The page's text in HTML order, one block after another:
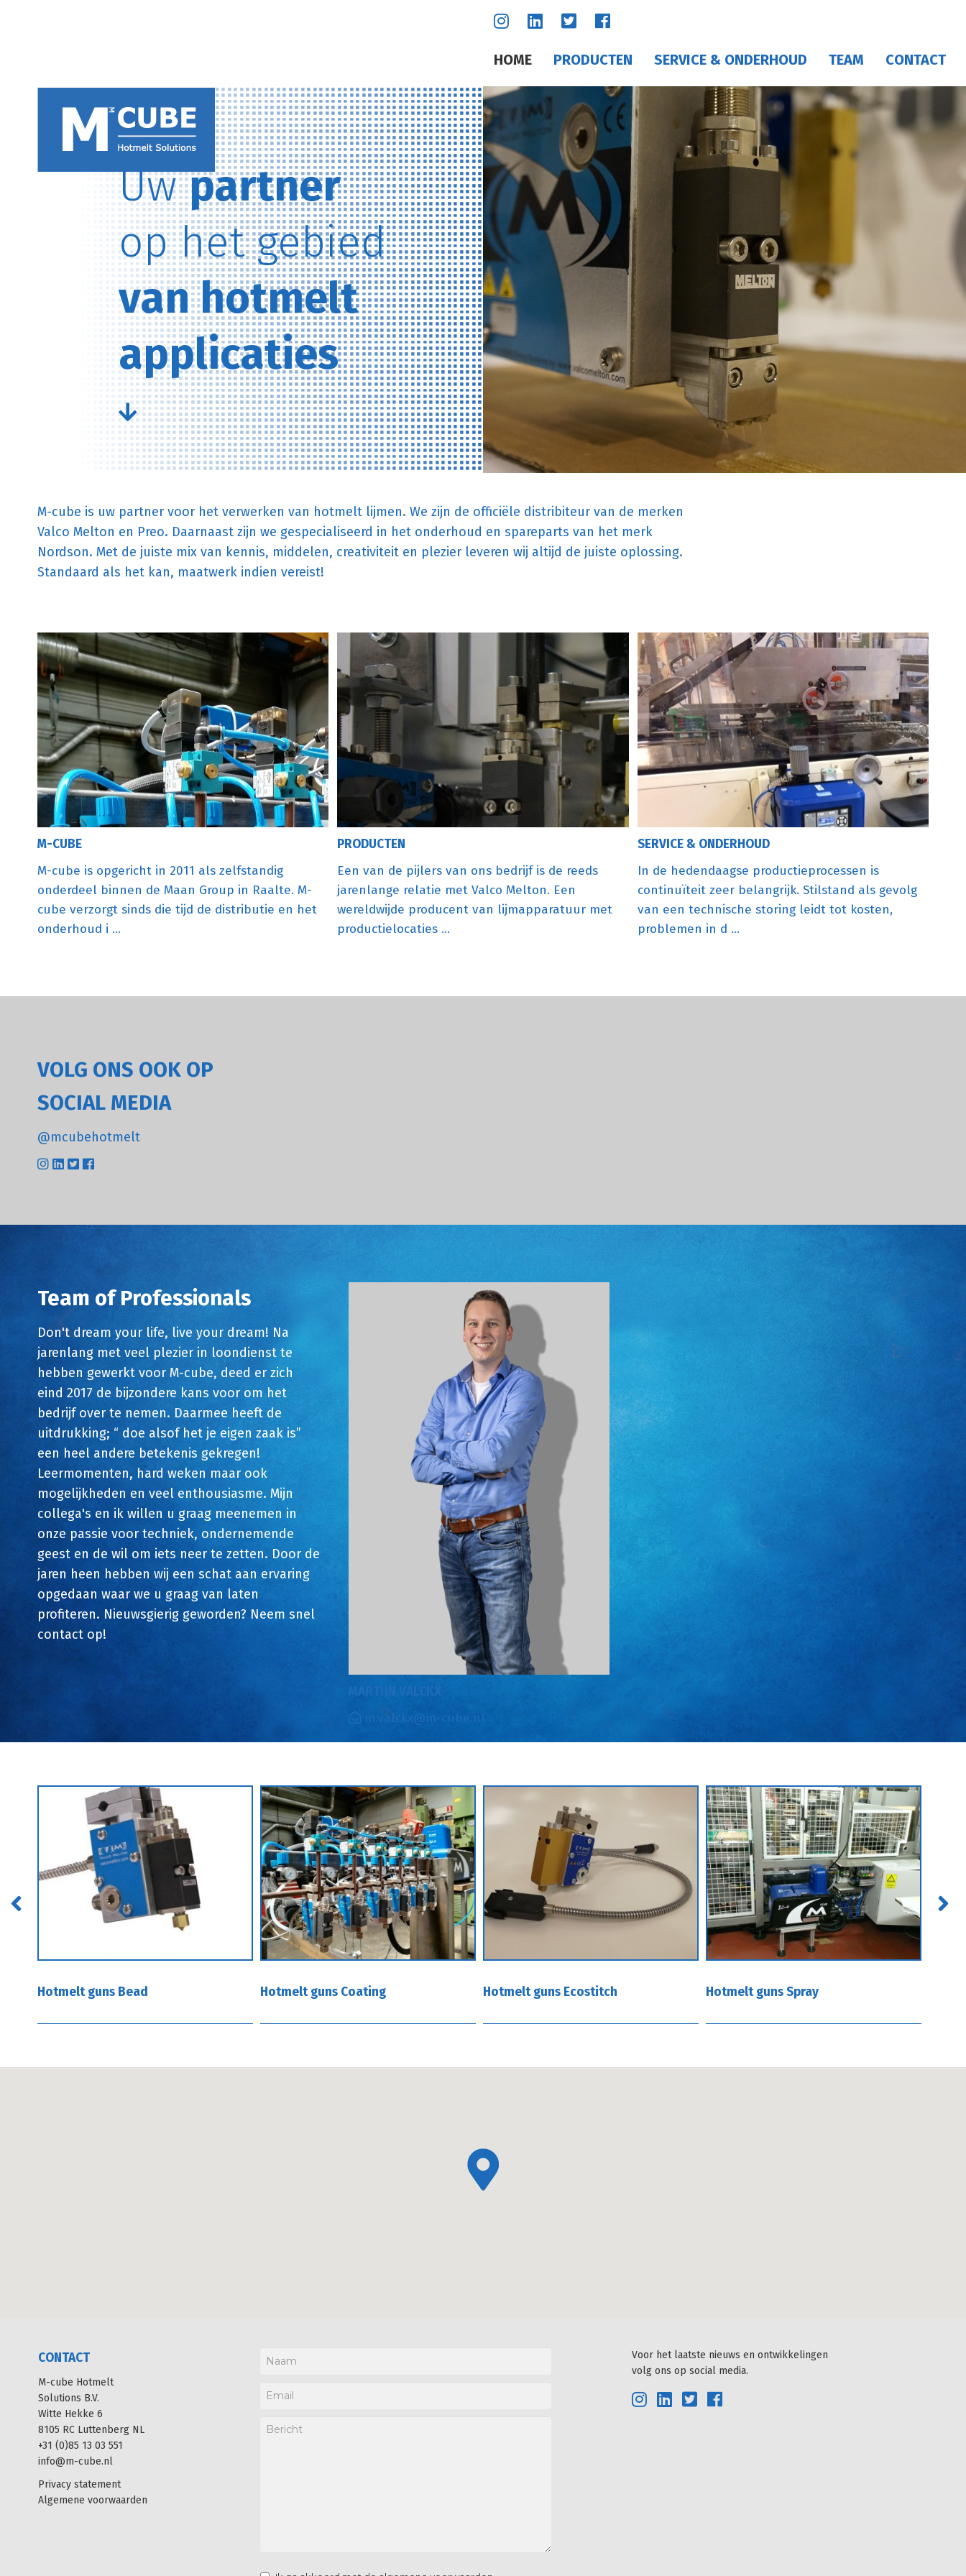
HOME PRODUCTEN SERVICE & ONDERHOUD TEAM CONTACT
Uwpartner
op het gebied
van hotmelt
applicaties
M-cube is uw partner voor het verwerken van hotmelt lijmen. We zijn de officiële distribiteur van de merken
Valco Melton en Preo. Daarnaast zijn we gespecialiseerd in het onderhoud en spareparts van het merk
Nordson. Met de juiste mix van kennis, middelen, creativiteit en plezier leveren wij altijd de juiste oplossing.
Standaard als het kan, maatwerk indien vereist!
M-CUBE
M-cube is opgericht in 2011 als zelfstandig
onderdeel binnen de Maan Group in Raalte. M-
cube verzorgt sinds die tijd de distributie en het
onderhoud i ...
PRODUCTEN
Een van de pijlers van ons bedrijf is de reeds
jarenlange relatie met Valco Melton. Een
wereldwijde producent van lijmapparatuur met
productielocaties ...
SERVICE & ONDERHOUD
In de hedendaagse productieprocessen is
continuïteit zeer belangrijk. Stilstand als gevolg
van een technische storing leidt tot kosten,
problemen in d ...
VOLG ONS OOK OP
SOCIAL MEDIA
@mcubehotmelt
Team of Professionals
Don't dream your life, live your dream! Na
jarenlang met veel plezier in loondienst te
hebben gewerkt voor M-cube, deed er zich
eind 2017 de bijzondere kans voor om het
bedrijf over te nemen. Daarmee heeft de
uitdrukking; “ doe alsof het je eigen zaak is”
een heel andere betekenis gekregen!
Leermomenten, hard weken maar ook
mogelijkheden en veel enthousiasme. Mijn
collega's en ik willen u graag meenemen in
onze passie voor techniek, ondernemende
geest en de wil om iets neer te zetten. Door de
jaren heen hebben wij een schat aan ervaring
opgedaan waar we u graag van laten
profiteren. Nieuwsgierig geworden? Neem snel
contact op!
MARTIJN VALCKX
m.valckx@m-cube.nl
Hotmelt guns Bead Hotmelt guns Coating Hotmelt guns Ecostitch Hotmelt guns Spray
CONTACT
M-cube Hotmelt
Solutions B.V.
Witte Hekke 6
8105 RC Luttenberg NL
+31 (0)85 13 03 551
info@m-cube.nl
Privacy statement
Algemene voorwaarden
Voor het laatste nieuws en ontwikkelingen
volg ons op social media.